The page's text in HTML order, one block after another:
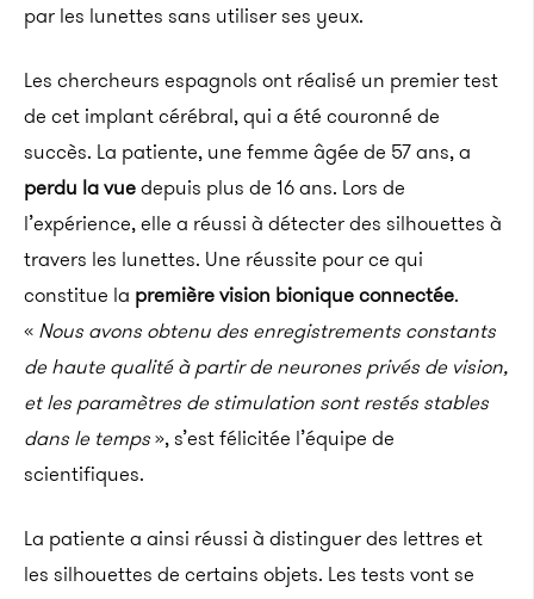
par les lunettes sans utiliser ses yeux.
Les chercheurs espagnols ont réalisé un premier test
de cet implant cérébral, qui a été couronné de
succès. La patiente, une femme âgée de 57 ans, a
perdu la vuedepuis plus de 16 ans. Lors de
l’expérience, elle a réussi à détecter des silhouettes à
travers les lunettes. Une réussite pour ce qui
constitue la première vision bionique connectée.
« Nous avons obtenu des enregistrements constants
de haute qualité à partir de neurones privés de vision,
et les paramètres de stimulation sont restés stables
dans le temps», s’est félicitée l’équipe de
scientifiques.
La patiente a ainsi réussi à distinguer des lettres et
les silhouettes de certains objets. Les tests vont se